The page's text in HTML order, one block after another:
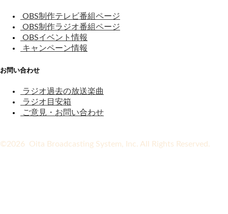
OBS制作テレビ番組ページ
OBS制作ラジオ番組ページ
OBSイベント情報
キャンペーン情報
お問い合わせ
ラジオ過去の放送楽曲
ラジオ目安箱
ご意見・お問い合わせ
©2026 Oita Broadcasting System, Inc. All Rights Reserved.